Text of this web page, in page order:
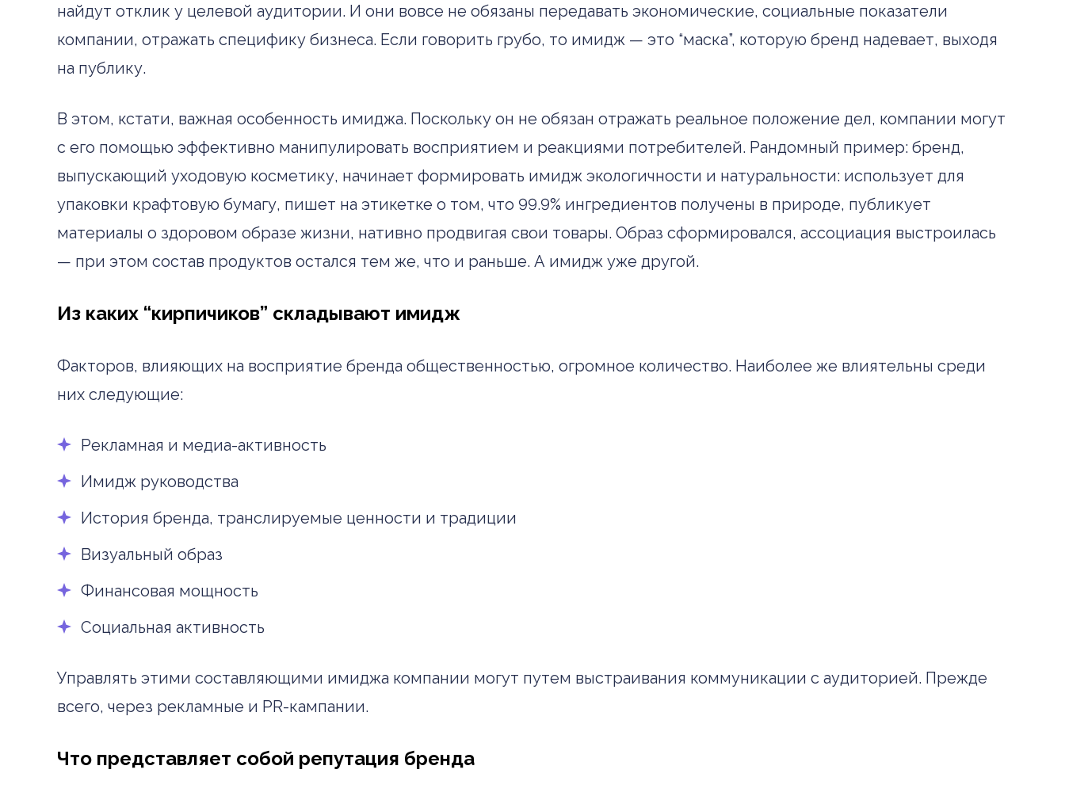
найдут отклик у целевой аудитории. И они вовсе не обязаны передавать экономические, социальные показатели
компании, отражать специфику бизнеса. Если говорить грубо, то имидж — это “маска”, которую бренд надевает, выходя
на публику.
В этом, кстати, важная особенность имиджа. Поскольку он не обязан отражать реальное положение дел, компании могут
с его помощью эффективно манипулировать восприятием и реакциями потребителей. Рандомный пример: бренд,
выпускающий уходовую косметику, начинает формировать имидж экологичности и натуральности: использует для
упаковки крафтовую бумагу, пишет на этикетке о том, что 99.9% ингредиентов получены в природе, публикует
материалы о здоровом образе жизни, нативно продвигая свои товары. Образ сформировался, ассоциация выстроилась
— при этом состав продуктов остался тем же, что и раньше. А имидж уже другой.
Из каких “кирпичиков” складывают имидж
Факторов, влияющих на восприятие бренда общественностью, огромное количество. Наиболее же влиятельны среди
них следующие:
Рекламная и медиа-активность
Имидж руководства
История бренда, транслируемые ценности и традиции
Визуальный образ
Финансовая мощность
Социальная активность
Управлять этими составляющими имиджа компании могут путем выстраивания коммуникации с аудиторией. Прежде
всего, через рекламные и PR-кампании.
Что представляет собой репутация бренда